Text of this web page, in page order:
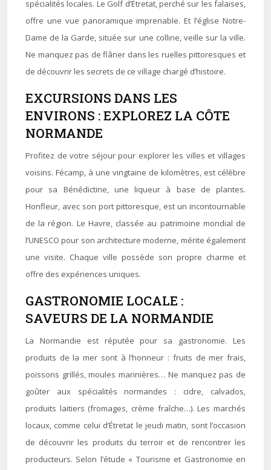
spécialités locales. Le Golf d’Étretat, perché sur les falaises,
offre une vue panoramique imprenable. Et l’église Notre-
Dame de la Garde, située sur une colline, veille sur la ville.
Ne manquez pas de flâner dans les ruelles pittoresques et
de découvrir les secrets de ce village chargé d’histoire.
EXCURSIONS DANS LES
ENVIRONS : EXPLOREZ LA CÔTE
NORMANDE
Profitez de votre séjour pour explorer les villes et villages
voisins. Fécamp, à une vingtaine de kilomètres, est célèbre
pour sa Bénédictine, une liqueur à base de plantes.
Honfleur, avec son port pittoresque, est un incontournable
de la région. Le Havre, classée au patrimoine mondial de
l’UNESCO pour son architecture moderne, mérite également
une visite. Chaque ville possède son propre charme et
offre des expériences uniques.
GASTRONOMIE LOCALE :
SAVEURS DE LA NORMANDIE
La Normandie est réputée pour sa gastronomie. Les
produits de la mer sont à l’honneur : fruits de mer frais,
poissons grillés, moules marinières… Ne manquez pas de
goûter aux spécialités normandes : cidre, calvados,
produits laitiers (fromages, crème fraîche…). Les marchés
locaux, comme celui d’Étretat le jeudi matin, sont l’occasion
de découvrir les produits du terroir et de rencontrer les
producteurs. Selon l’étude « Tourisme et Gastronomie en